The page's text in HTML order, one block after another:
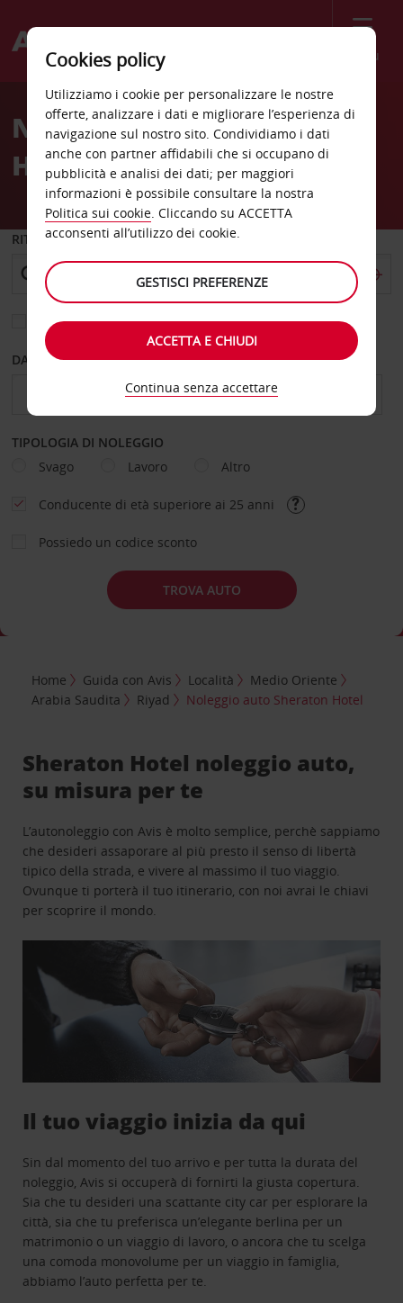
Menù
Welcome
AvisNoleggio auto Sheraton
Hotel
RITIRO DA
Scegli una località di riconsegna diversa
DAL GIORNO AL GIORNO
TIPOLOGIA DI NOLEGGIO
Svago
Lavoro Altro
Conducente di età superiore ai 25 anni
Possiedo un codice sconto
TROVA AUTO
Home Guida con Avis Località
Medio Oriente
Arabia Saudita
Riyad Noleggio auto Sheraton Hotel
Sheraton Hotel noleggio auto,
su misura per te
L’autonoleggio con Avis è molto semplice, perchè sappiamo
che desideri assaporare al più presto il senso di libertà
tipico della strada, e vivere al massimo il tuo viaggio.
Ovunque ti porterà il tuo itinerario, con noi avrai le chiavi
per scoprire il mondo.
Il tuo viaggio inizia da qui
Sin dal momento del tuo arrivo e per tutta la durata del
noleggio, Avis si occuperà di fornirti la giusta copertura.
Sia che tu desideri una scattante city car per esplorare la
città, sia che tu preferisca un’elegante berlina per un
matrimonio o un viaggio di lavoro, o ancora che tu scelga
una comoda monovolume per un viaggio in famiglia,
abbiamo l’auto perfetta per te.
Cookies policy
Utilizziamo i cookie per personalizzare le nostre
offerte, analizzare i dati e migliorare l’esperienza di
navigazione sul nostro sito. Condividiamo i dati
anche con partner affidabili che si occupano di
pubblicità e analisi dei dati; per maggiori
informazioni è possibile consultare la nostra
Politica sui cookie. Cliccando su ACCETTA
acconsenti all’utilizzo dei cookie.
GESTISCI PREFERENZE
ACCETTA E CHIUDI
Continua senza accettare